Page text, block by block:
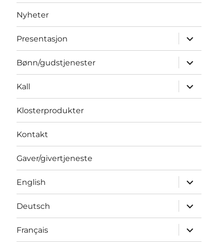
Nyheter
Presentasjon
Utvid
Bønn/gudstjenester
Utvid
Kall
Utvid
Klosterprodukter
Kontakt
Gaver/givertjeneste
English
Utvid
Deutsch
Utvid
Français
Utvid